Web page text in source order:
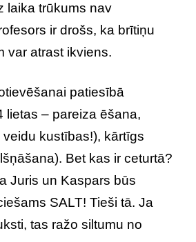
laika trūkums nav
ir drošs, ka brītiņu
var atrast ikviens.
patiesībā
lietas – pareiza ēšana,
kustības!), kārtīgs
Bet kas ir ceturtā?
Juris un Kaspars būs
SALT! Tieši tā. Ja
tas ražo siltumu no